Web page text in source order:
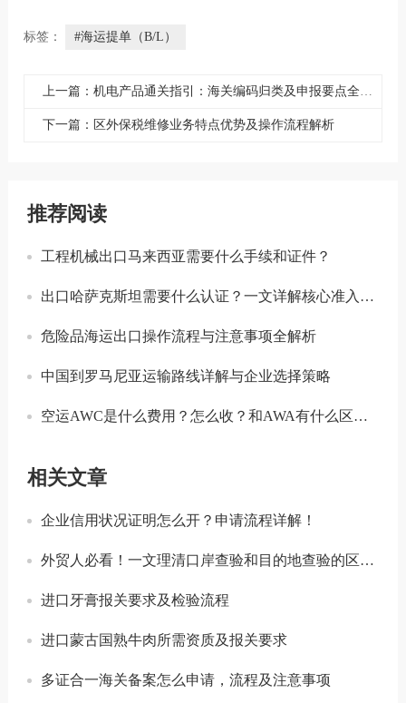
标签： #海运提单（B/L）
上一篇：机电产品通关指引：海关编码归类及申报要点全解析
下一篇：区外保税维修业务特点优势及操作流程解析
推荐阅读
工程机械出口马来西亚需要什么手续和证件？
出口哈萨克斯坦需要什么认证？一文详解核心准入要求
危险品海运出口操作流程与注意事项全解析
中国到罗马尼亚运输路线详解与企业选择策略
空运AWC是什么费用？怎么收？和AWA有什么区别？
相关文章
企业信用状况证明怎么开？申请流程详解！
外贸人必看！一文理清口岸查验和目的地查验的区别和联系
进口牙膏报关要求及检验流程
进口蒙古国熟牛肉所需资质及报关要求
多证合一海关备案怎么申请，流程及注意事项